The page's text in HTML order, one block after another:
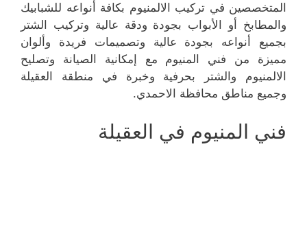
المتخصصين في تركيب الالمنيوم بكافة أنواعه للشبابيك
والمطابخ أو الأبواب بجودة ودقة عالية وتركيب الشتر
بجميع أنواعه بجودة عالية وتصميمات فريدة وألوان
مميزة من فني المنيوم مع إمكانية الصيانة وتصليح
الالمنيوم والشتر بحرفية وخبرة في منطقة العقيلة
وجميع مناطق محافظة الاحمدي.
فني المنيوم في العقيلة